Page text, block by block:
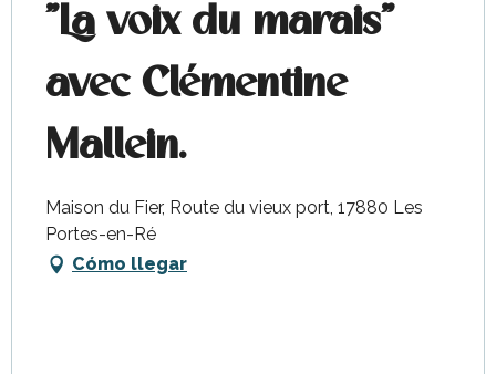
"La voix du marais"
avec Clémentine
Mallein.
Maison du Fier, Route du vieux port, 17880 Les
Portes-en-Ré
Cómo llegar